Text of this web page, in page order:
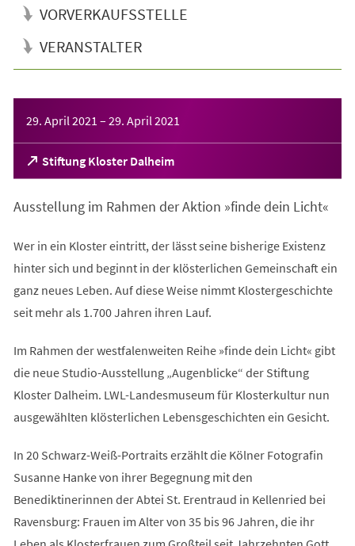
VORVERKAUFSSTELLE
VERANSTALTER
29. April 2021 – 29. April 2021
Stiftung Kloster Dalheim
(Öffnet
in
neuen
Ausstellung im Rahmen der Aktion »finde dein Licht«
Wer in ein Kloster eintritt, der lässt seine bisherige Existenz
hinter sich und beginnt in der klösterlichen Gemeinschaft ein
ganz neues Leben. Auf diese Weise nimmt Klostergeschichte
seit mehr als 1.700 Jahren ihren Lauf.
Im Rahmen der westfalenweiten Reihe »finde dein Licht« gibt
die neue Studio-Ausstellung „Augenblicke“ der Stiftung
Kloster Dalheim. LWL-Landesmuseum für Klosterkultur nun
ausgewählten klösterlichen Lebensgeschichten ein Gesicht.
In 20 Schwarz-Weiß-Portraits erzählt die Kölner Fotografin
Susanne Hanke von ihrer Begegnung mit den
Benediktinerinnen der Abtei St. Erentraud in Kellenried bei
Ravensburg: Frauen im Alter von 35 bis 96 Jahren, die ihr